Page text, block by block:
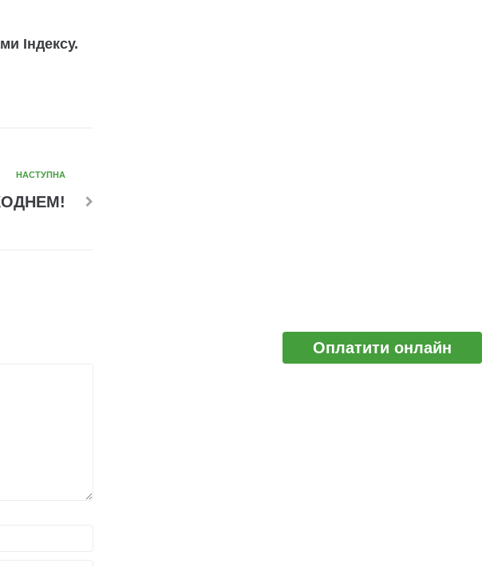
Індексу.
НАСТУПНА
Оплатити онлайн